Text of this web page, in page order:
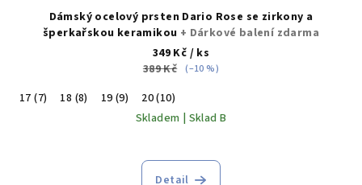
Dámský ocelový prsten Dario Rose se zirkony a
šperkařskou keramikou + Dárkové balení zdarma
349 Kč / ks
389 Kč (–10 %)
17 (7) 18 (8) 19 (9)
20 (10)
Skladem | Sklad B
Detail